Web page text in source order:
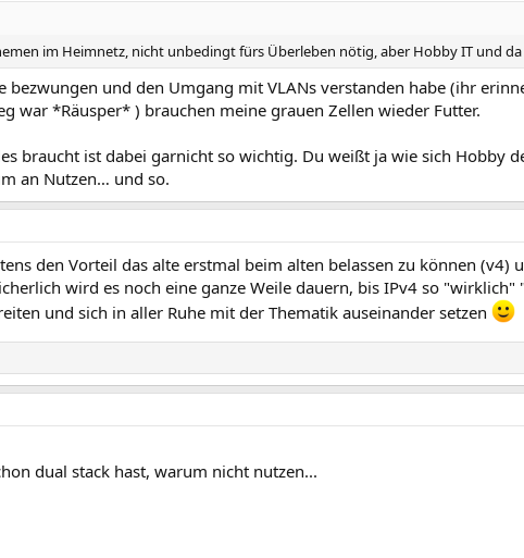
im Heimnetz, nicht unbedingt fürs Überleben nötig, aber Hobby IT und da
bezwungen und den Umgang mit VLANs verstanden habe (ihr
war *Räusper* ) brauchen meine grauen Zellen wieder Futter.
braucht ist dabei garnicht so wichtig. Du weißt ja wie sich Hobby
an Nutzen… und so.
den Vorteil das alte erstmal beim alten belassen zu können (v4)
wird es noch eine ganze Weile dauern, bis IPv4 so
und sich in aller Ruhe mit der Thematik auseinander setzen
dual stack hast, warum nicht nutzen...